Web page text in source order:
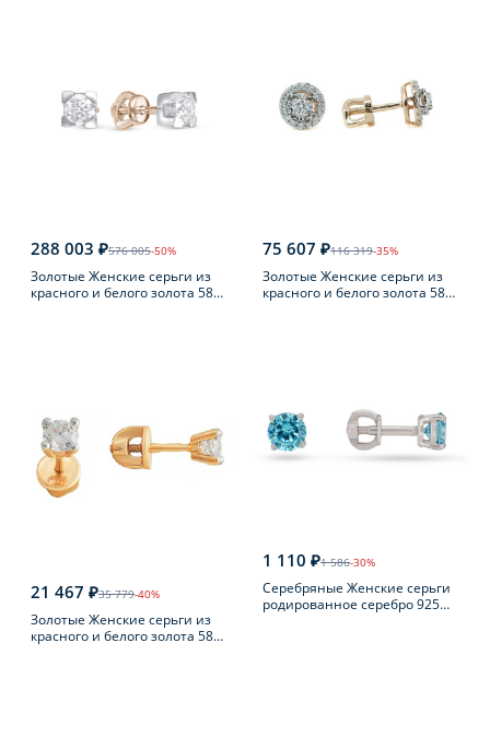
288 003 ₽576 005-50%
Золотые Женские серьги из
красного и белого золота 585
75 607 ₽116 319-35%
Золотые Женские серьги из
красного и белого золота 585
21 467 ₽35 779-40%
Золотые Женские серьги из
красного и белого золота 585
1 110 ₽1 586-30%
Серебряные Женские серьги
родированное серебро 925